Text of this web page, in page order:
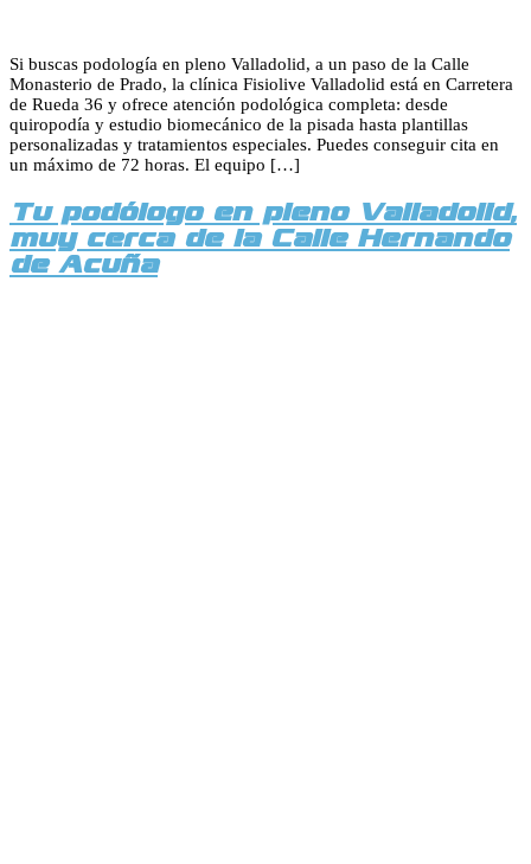
Si buscas podología en pleno Valladolid, a un paso de la Calle
Monasterio de Prado, la clínica Fisiolive Valladolid está en Carretera
de Rueda 36 y ofrece atención podológica completa: desde
quiropodía y estudio biomecánico de la pisada hasta plantillas
personalizadas y tratamientos especiales. Puedes conseguir cita en
un máximo de 72 horas. El equipo […]
Tu podólogo en pleno Valladolid,
muy cerca de la Calle Hernando
de Acuña